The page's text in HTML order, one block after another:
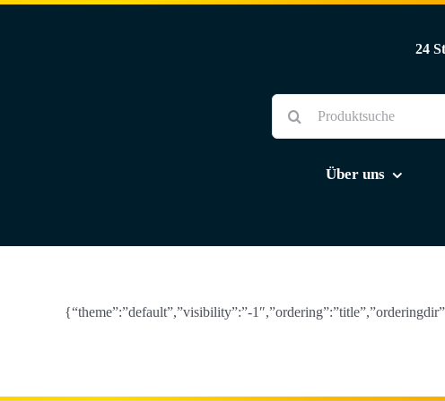
24
Über uns
{“theme”:”default”,”visibility”:”-